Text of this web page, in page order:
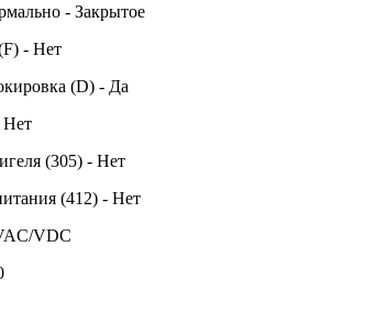
- Закрытое
- Нет
(D) - Да
Нет
(305) - Нет
(412) - Нет
VDC